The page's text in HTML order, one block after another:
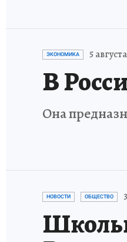
ЭКОНОМИКА 5
В
Она
НОВОСТИ ОБЩЕСТВО